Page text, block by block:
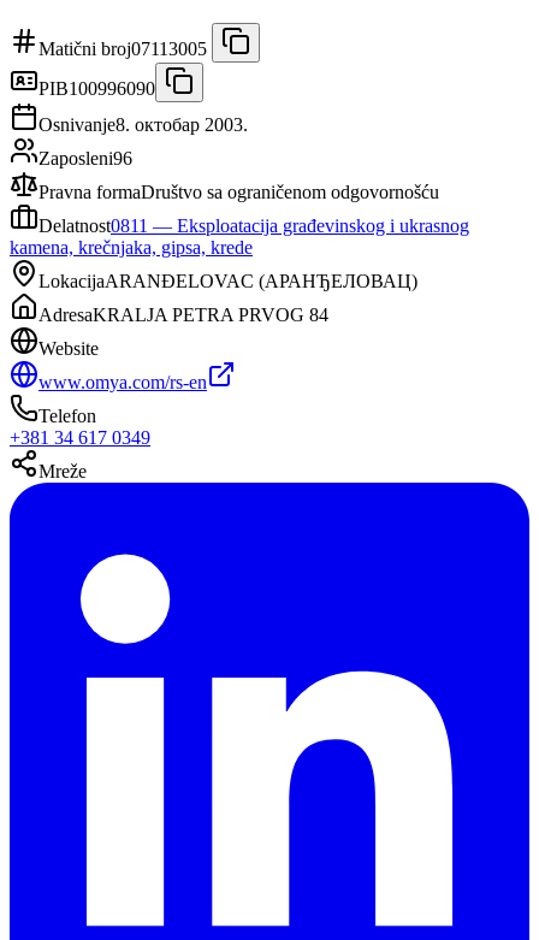
Matični broj07113005
PIB100996090
Osnivanje8. октобар 2003.
Zaposleni96
Pravna formaDruštvo sa ograničenom odgovornošću
Delatnost0811 — Eksploatacija građevinskog i ukrasnog
kamena, krečnjaka, gipsa, krede
LokacijaARANĐELOVAC (АРАНЂЕЛОВАЦ)
AdresaKRALJA PETRA PRVOG 84
Website
www.omya.com/rs-en
Telefon
+381 34 617 0349
Mreže